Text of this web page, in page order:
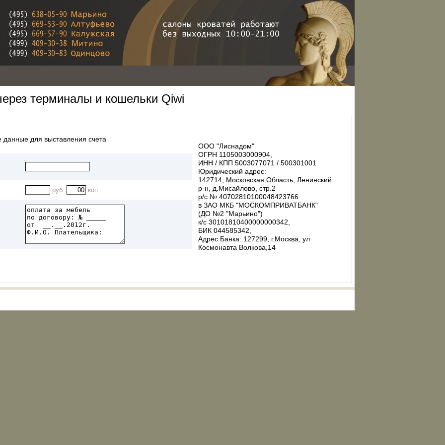
терминалы и кошельки Qiwi
данные для выставления счета
руб. коп.
ООО "Лиснадом"
ОГРН 1105003000904,
ИНН / КПП 5003077071 / 500301001
Юридический адрес:
142714, Московская Область, Ленинский
р-н, д.Мисайлово, стр.2
р/с № 40702810100048423766
в ЗАО МКБ "МОСКОМПРИВАТБАНК"
(ДО №2 "Марьино")
к/с 30101810400000000342,
БИК 044585342,
Адрес Банка: 127299, г.Москва, ул
Космонавта Волкова,14